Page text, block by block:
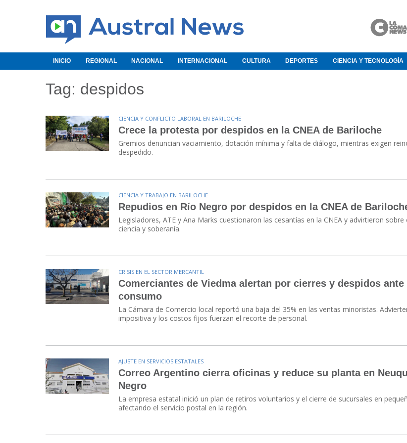
INICIO REGIONAL NACIONAL INTERNACIONAL CULTURA DEPORTES CIENCIA Y TECNOLOGÍA
Tag: despidos
CIENCIA Y CONFLICTO LABORAL EN BARILOCHE
Crece la protesta por despidos en la CNEA de Bariloche
Gremios denuncian vaciamiento, dotación mínima y falta de diálogo, mientras exigen
despedido.
CIENCIA Y TRABAJO EN BARILOCHE
Repudios en Río Negro por despidos en la CNEA de
Legisladores, ATE y Ana Marks cuestionaron las cesantías en la CNEA y advirtieron
ciencia y soberanía.
CRISIS EN EL SECTOR MERCANTIL
Comerciantes de Viedma alertan por cierres y despidos ante
consumo
La Cámara de Comercio local reportó una baja del 35% en las ventas minoristas.
impositiva y los costos fijos fuerzan el recorte de personal.
AJUSTE EN SERVICIOS ESTATALES
Correo Argentino cierra oficinas y reduce su planta en
Negro
La empresa estatal inició un plan de retiros voluntarios y el cierre de sucursales en
afectando el servicio postal en la región.